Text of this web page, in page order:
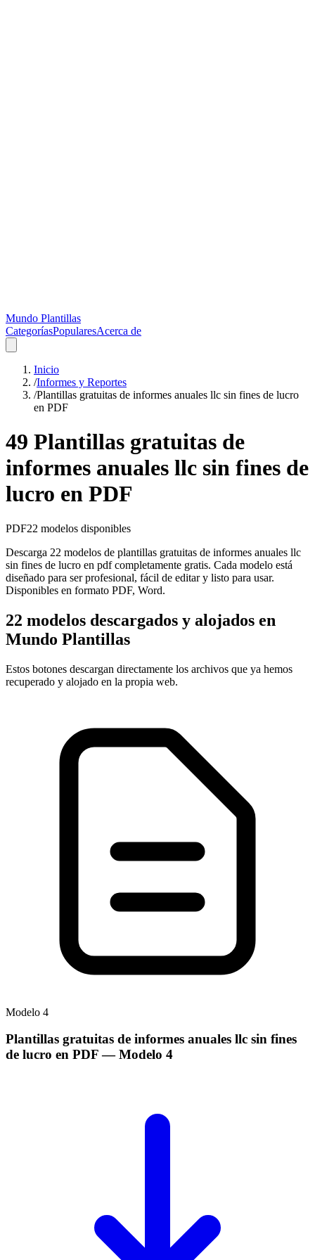
Mundo Plantillas
CategoríasPopularesAcerca de
Inicio
/Informes y Reportes
/Plantillas gratuitas de informes anuales llc sin fines de lucro
en PDF
49 Plantillas gratuitas de
informes anuales llc sin fines de
lucro en PDF
PDF22 modelos disponibles
Descarga 22 modelos de plantillas gratuitas de informes anuales llc
sin fines de lucro en pdf completamente gratis. Cada modelo está
diseñado para ser profesional, fácil de editar y listo para usar.
Disponibles en formato PDF, Word.
22 modelos descargados y alojados en
Mundo Plantillas
Estos botones descargan directamente los archivos que ya hemos
recuperado y alojado en la propia web.
Modelo 4
Plantillas gratuitas de informes anuales llc sin fines
de lucro en PDF— Modelo 4